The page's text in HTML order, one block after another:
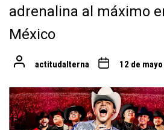
adrenalina al máximo
México
actitudalterna 12 de